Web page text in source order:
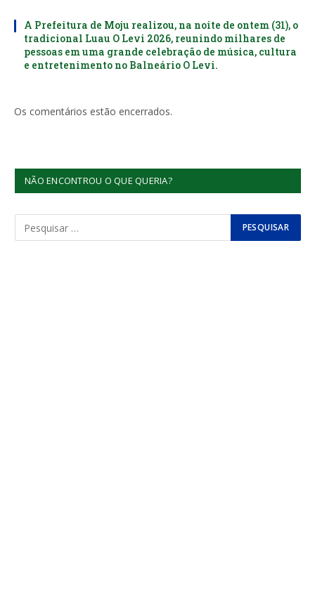
A Prefeitura de Moju realizou, na noite de ontem (31), o
tradicional Luau O Levi 2026, reunindo milhares de
pessoas em uma grande celebração de música, cultura
e entretenimento no Balneário O Levi.
Os comentários estão encerrados.
NÃO ENCONTROU O QUE QUERIA?